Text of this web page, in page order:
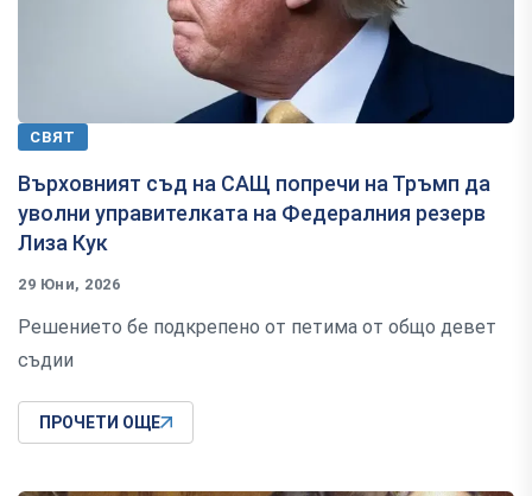
СВЯТ
Върховният съд на САЩ попречи на Тръмп да
уволни управителката на Федералния резерв
Лиза Кук
29 Юни, 2026
Решението бе подкрепено от петима от общо девет
съдии
ПРОЧЕТИ ОЩЕ